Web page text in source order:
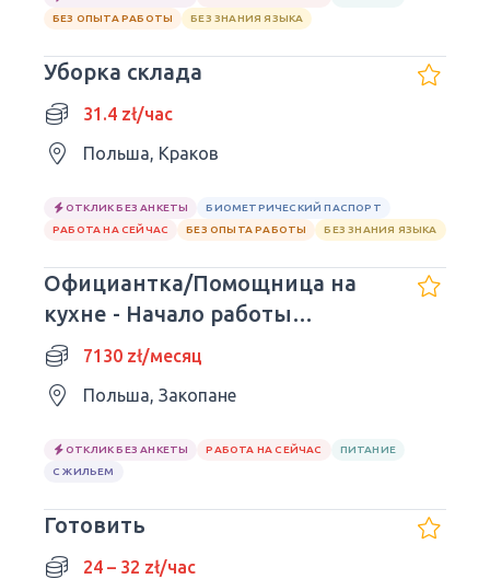
БЕЗ ОПЫТА РАБОТЫ
БЕЗ ЗНАНИЯ ЯЗЫКА
Уборка склада
31.4 zł/час
Польша, Краков
ОТКЛИК БЕЗ АНКЕТЫ
БИОМЕТРИЧЕСКИЙ ПАСПОРТ
РАБОТА НА СЕЙЧАС
БЕЗ ОПЫТА РАБОТЫ БЕЗ ЗНАНИЯ ЯЗЫКА
Официантка/Помощница на
кухне - Начало работы
немедленно.
7130 zł/месяц
Польша, Закопане
ОТКЛИК БЕЗ АНКЕТЫ РАБОТА НА СЕЙЧАС
ПИТАНИЕ
С ЖИЛЬЕМ
Готовить
24 – 32 zł/час